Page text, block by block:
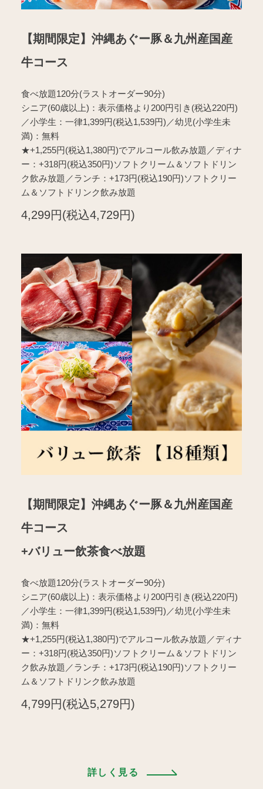
【期間限定】沖縄あぐー豚＆九州産国産
牛コース
食べ放題120分(ラストオーダー90分)
シニア(60歳以上)：表示価格より200円引き(税込220円)
／小学生：一律1,399円(税込1,539円)／幼児(小学生未
満)：無料
★+1,255円(税込1,380円)でアルコール飲み放題／ディナ
ー：+318円(税込350円)ソフトクリーム＆ソフトドリン
ク飲み放題／ランチ：+173円(税込190円)ソフトクリー
ム＆ソフトドリンク飲み放題
4,299円(税込4,729円)
【期間限定】沖縄あぐー豚＆九州産国産
牛コース
+バリュー飲茶食べ放題
食べ放題120分(ラストオーダー90分)
シニア(60歳以上)：表示価格より200円引き(税込220円)
／小学生：一律1,399円(税込1,539円)／幼児(小学生未
満)：無料
★+1,255円(税込1,380円)でアルコール飲み放題／ディナ
ー：+318円(税込350円)ソフトクリーム＆ソフトドリン
ク飲み放題／ランチ：+173円(税込190円)ソフトクリー
ム＆ソフトドリンク飲み放題
4,799円(税込5,279円)
詳しく見る